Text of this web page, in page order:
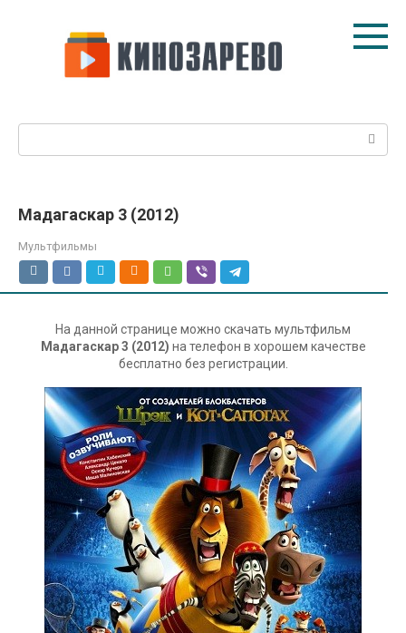
Мадагаскар 3 (2012)
Мультфильмы
На данной странице можно скачать мультфильм
Мадагаскар 3 (2012) на телефон в хорошем качестве
бесплатно без регистрации.